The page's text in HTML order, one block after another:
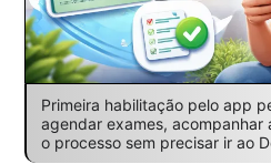
Primeira habilitação pelo app
agendar exames, acompanhar
o processo sem precisar ir ao